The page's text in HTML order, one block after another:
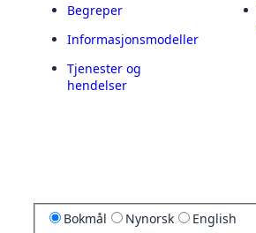
Begreper
Informasjonsmodeller
Tjenester og
hendelser
Bokmål Nynorsk English